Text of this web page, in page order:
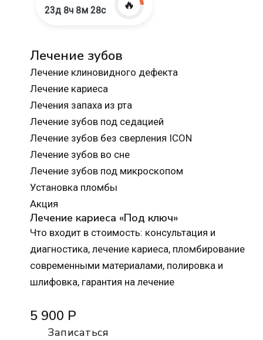
23д 8ч 8м 27с 🔥
Лечение зубов
Лечение клиновидного дефекта
Лечение кариеса
Лечения запаха из рта
Лечение зубов под седацией
Лечение зубов без сверления ICON
Лечение зубов во сне
Лечение зубов под микроскопом
Установка пломбы
Акция
Лечение кариеса «Под ключ»
Что входит в стоимость: консультация и
диагностика, лечение кариеса, пломбирование
современными материалами, полировка и
шлифовка, гарантия на лечение
5 900 Р
Записаться